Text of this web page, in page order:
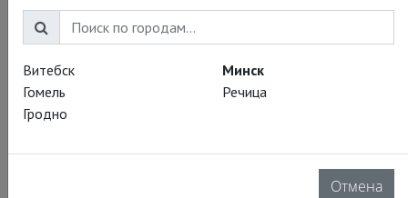
Витебск
Гомель
Гродно
Минск
Речица
Отмена